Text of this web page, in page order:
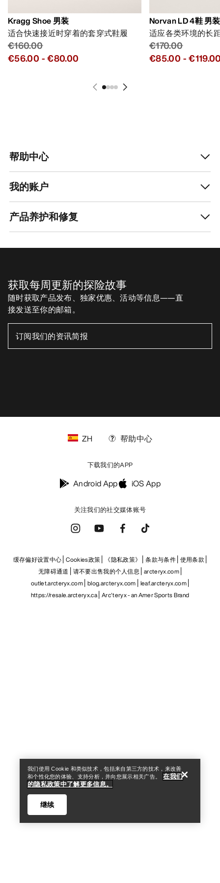
Kragg Shoe 男装
适合快速接近时穿着的套穿式鞋履
€160.00
€56.00 -€80.00
Norvan LD 4鞋 男装
适应各类环境的长
€170.00
€85.00 -
帮助中心
我的账户
产品养护和修复
获取每周更新的探险故事
随时获取产品发布、独家优惠、活动等信息——直
接发送至你的邮箱。
关注我们的社交媒体账号
ZH 帮助中心
下载我们的APP
Android App iOS App
缓存偏好设置中心 Cookies政策 《隐私政策》 条款与条件 使用条款
无障碍通道
请不要出售我的个人信息 arcteryx.com
outlet.arcteryx.com blog.arcteryx.com leaf.arcteryx.com
https://resale.arcteryx.ca Arc'teryx - an Amer Sports Brand
我们使用 Cookie 和类似技术，包括来自第三方的技术，来改善
和个性化您的体验、支持分析，并向您展示相关广告。
在我们
的隐私政策中了解更多信息。
继续